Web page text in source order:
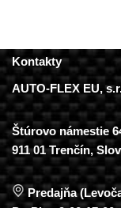
Kontakty
AUTO-FLEX EU,
Štúrovo námestie
911 01 Trenčín,
Predajňa